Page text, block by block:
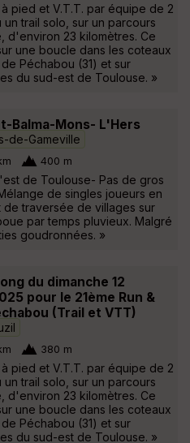
pied et V.T.T. par équipe de 2
trail solo, sur un parcours
d'environ 23 kilomètres. Ce
une boucle dans les coteaux
Péchabou (31) et sur
du sud-est de Toulouse. »
Balma-Mons- L'Hers
de-Gameville
400 m
de Toulouse- Pas de gros
de singles joueurs en
de traversée de villages sur
par temps pluvieux. Malgré
goudronnées. »
du dimanche 12
pour le 21ème Run &
(Trail et VTT)
380 m
pied et V.T.T. par équipe de 2
trail solo, sur un parcours
d'environ 23 kilomètres. Ce
une boucle dans les coteaux
Péchabou (31) et sur
du sud-est de Toulouse. »